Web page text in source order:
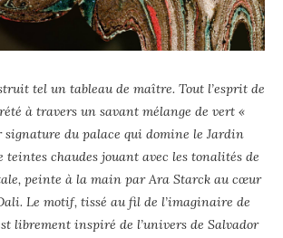
tel un tableau de maître. Tout l’esprit de
à travers un savant mélange de vert «
signature du palace qui domine le Jardin
teintes chaudes jouant avec les tonalités de
peinte à la main par Ara Starck au cœur
Le motif, tissé au fil de l’imaginaire de
librement inspiré de l’univers de Salvador